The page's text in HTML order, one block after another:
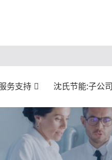
务支持 沈氏节能:子公司